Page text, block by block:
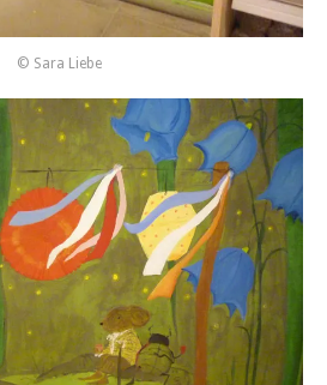
© Sara Liebe